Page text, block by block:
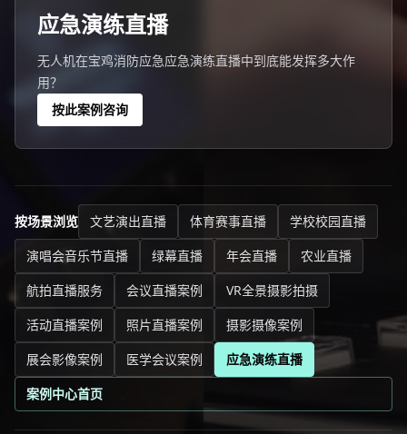
应急演练直播
无人机在宝鸡消防应急应急演练直播中到底能发挥多大作
用？
按此案例咨询
按场景浏览 文艺演出直播 体育赛事直播
学校校园直播
演唱会音乐节直播
绿幕直播 年会直播
农业直播
航拍直播服务
会议直播案例
VR全景摄影拍摄
活动直播案例
照片直播案例
摄影摄像案例
展会影像案例
医学会议案例
应急演练直播
案例中心首页